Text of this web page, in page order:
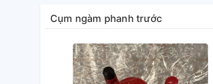
Cụm ngàm phanh trước